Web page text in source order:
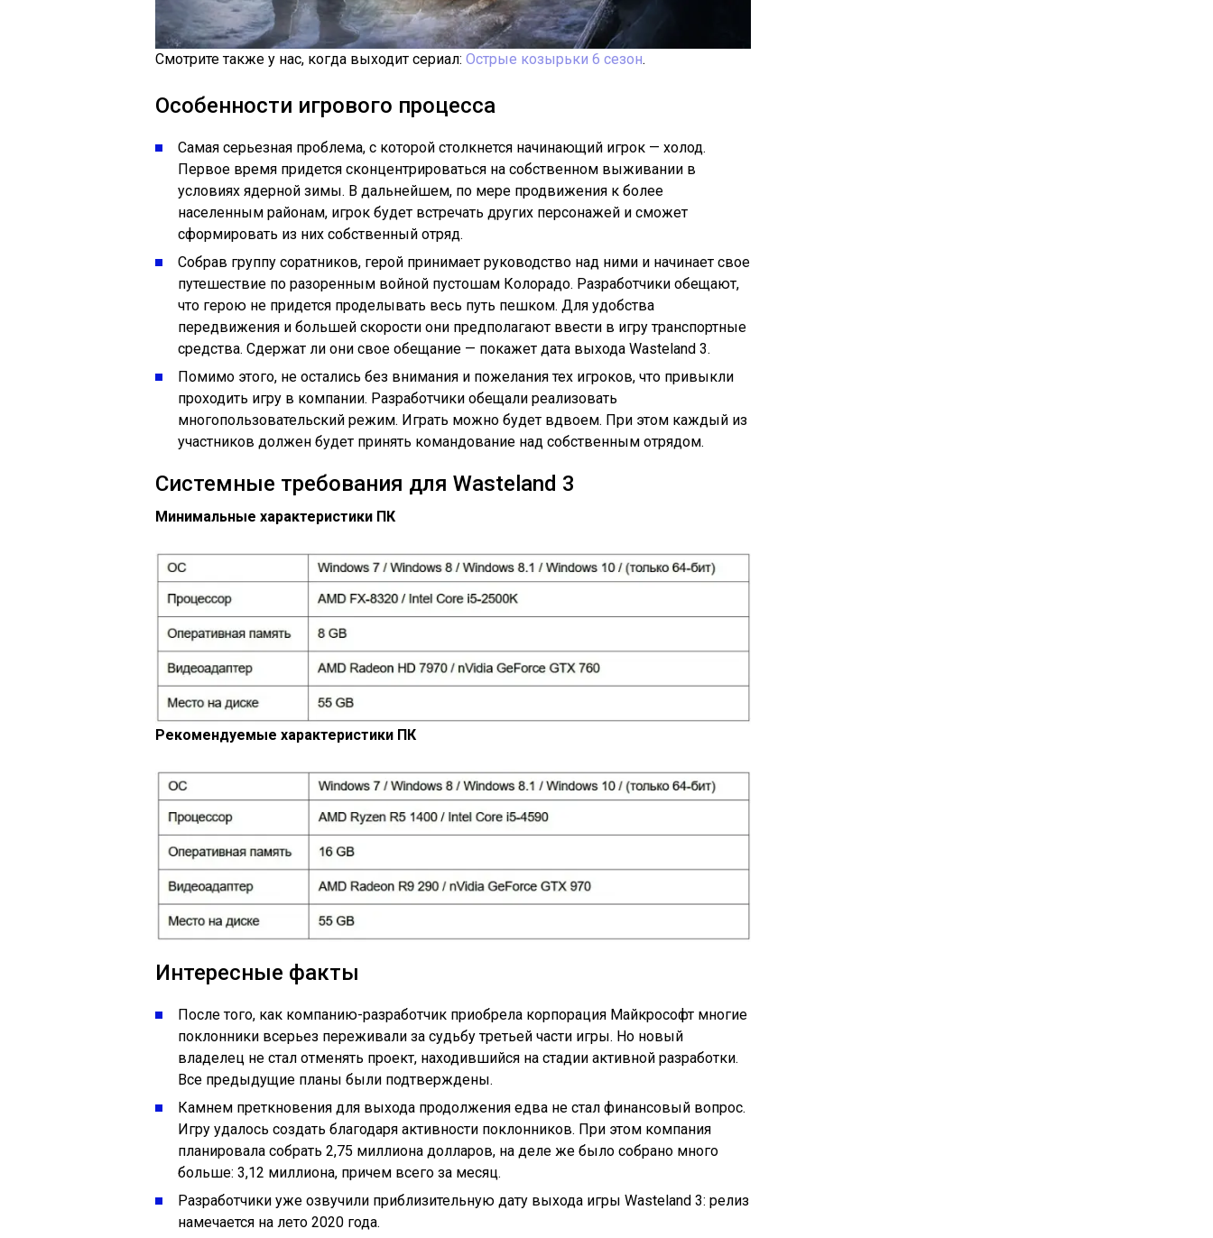
Смотрите также у нас, когда выходит сериал: Острые козырьки 6 сезон.
Особенности игрового процесса
Самая серьезная проблема, с которой столкнется начинающий игрок — холод.
Первое время придется сконцентрироваться на собственном выживании в
условиях ядерной зимы. В дальнейшем, по мере продвижения к более
населенным районам, игрок будет встречать других персонажей и сможет
сформировать из них собственный отряд.
Собрав группу соратников, герой принимает руководство над ними и начинает свое
путешествие по разоренным войной пустошам Колорадо. Разработчики обещают,
что герою не придется проделывать весь путь пешком. Для удобства
передвижения и большей скорости они предполагают ввести в игру транспортные
средства. Сдержат ли они свое обещание — покажет дата выхода Wasteland 3.
Помимо этого, не остались без внимания и пожелания тех игроков, что привыкли
проходить игру в компании. Разработчики обещали реализовать
многопользовательский режим. Играть можно будет вдвоем. При этом каждый из
участников должен будет принять командование над собственным отрядом.
Системные требования для Wasteland 3
Минимальные характеристики ПК
Рекомендуемые характеристики ПК
Интересные факты
После того, как компанию-разработчик приобрела корпорация Майкрософт многие
поклонники всерьез переживали за судьбу третьей части игры. Но новый
владелец не стал отменять проект, находившийся на стадии активной разработки.
Все предыдущие планы были подтверждены.
Камнем преткновения для выхода продолжения едва не стал финансовый вопрос.
Игру удалось создать благодаря активности поклонников. При этом компания
планировала собрать 2,75 миллиона долларов, на деле же было собрано много
больше: 3,12 миллиона, причем всего за месяц.
Разработчики уже озвучили приблизительную дату выхода игры Wasteland 3: релиз
намечается на лето 2020 года.